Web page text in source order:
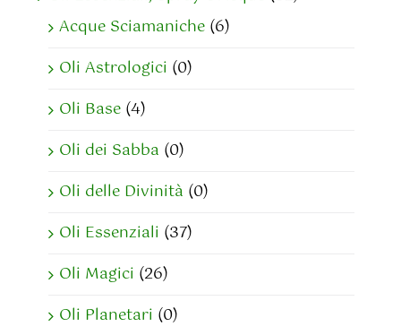
Acque Sciamaniche (6)
Oli Astrologici (0)
Oli Base (4)
Oli dei Sabba (0)
Oli delle Divinità (0)
Oli Essenziali (37)
Oli Magici (26)
Oli Planetari (0)